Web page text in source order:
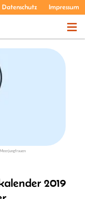
Datenschutz Impressum
2019